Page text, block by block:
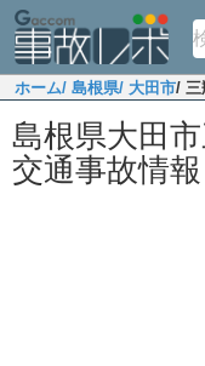
ホーム/ 島根県/ 大田市/ 三
島根県大田
交通事故情報